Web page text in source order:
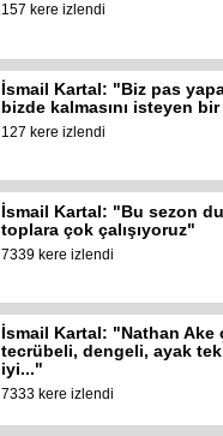
157 kere izlendi
İsmail Kartal: "Biz pas
bizde kalmasını isteyen bir
127 kere izlendi
İsmail Kartal: "Bu sezon
toplara çok çalışıyoruz"
7339 kere izlendi
İsmail Kartal: "Nathan Ake
tecrübeli, dengeli, ayak
iyi..."
7333 kere izlendi